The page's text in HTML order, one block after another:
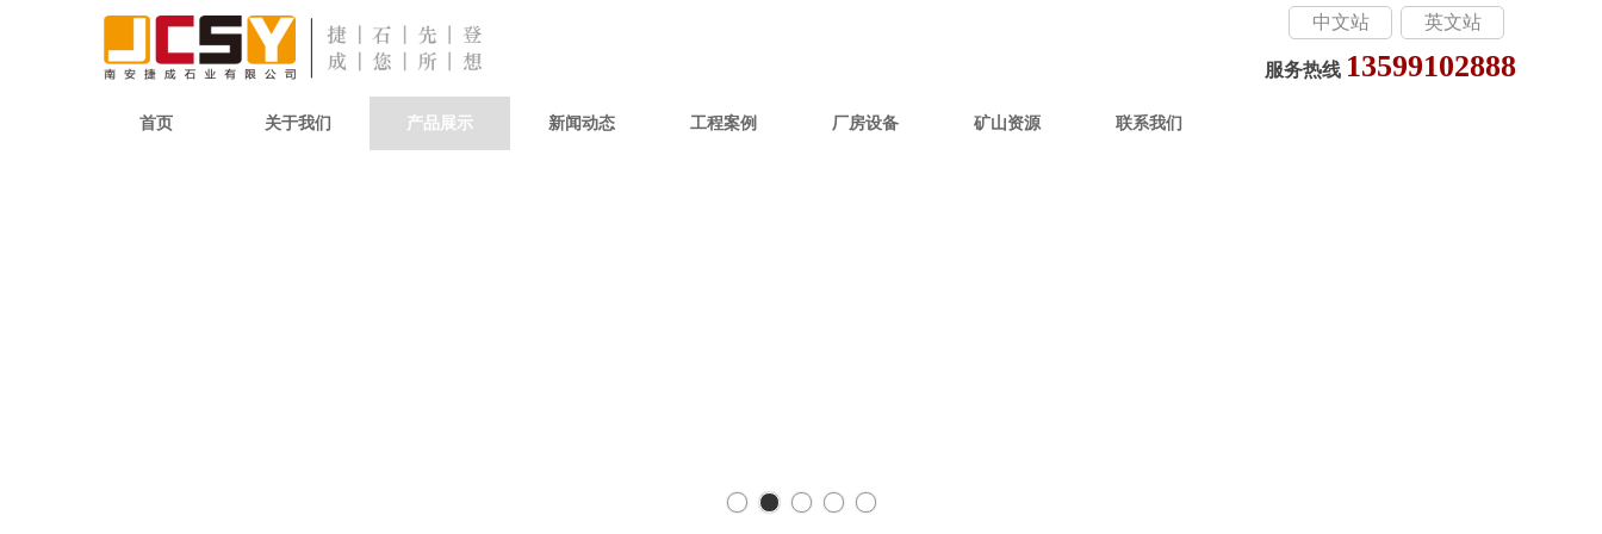
服务热线 13599102888
中文站 英文站
首页 关于我们 产品展示 新闻动态 工程案例 厂房设备 矿山资源 联系我们